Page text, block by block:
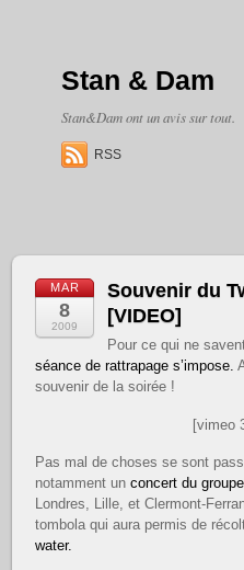
Stan & Dam
Stan&Dam ont un avis sur tout.
RSS
MAR
8
2009
Souvenir du
[VIDEO]
Pour ce qui ne
séance de rattrapage s’impose.
souvenir de la soirée !
[vimeo
Pas mal de choses se sont
notamment unconcert du
Londres, Lille, et Clermont-
tombola qui aura permis de
water.